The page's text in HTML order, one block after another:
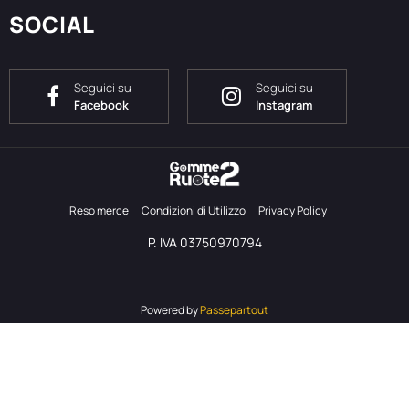
SOCIAL
Seguici su
Facebook
Seguici su
Instagram
Reso merce Condizioni di Utilizzo Privacy Policy
P. IVA 03750970794
Powered byPassepartout